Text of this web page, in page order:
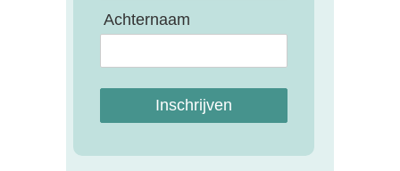
Achternaam
Inschrijven